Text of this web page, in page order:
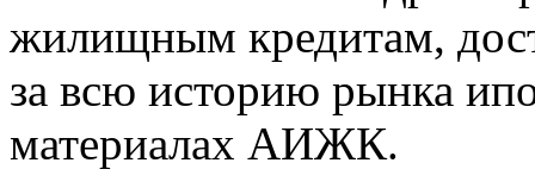
жилищным кредитам,
за всю историю рынка
материалах АИЖК.